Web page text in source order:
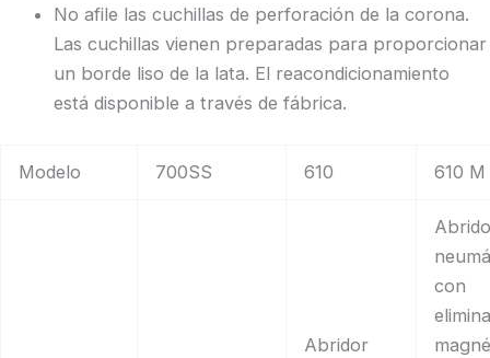
No afile las cuchillas de perforación de la corona.
Las cuchillas vienen preparadas para proporcionar
un borde liso de la lata. El reacondicionamiento
está disponible a través de fábrica.
Modelo 700SS 610 610 M
Abridor
con